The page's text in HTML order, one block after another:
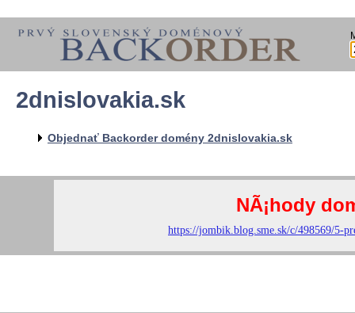
2dnislovakia.sk
Objednať Backorder domény 2dnislovakia.sk